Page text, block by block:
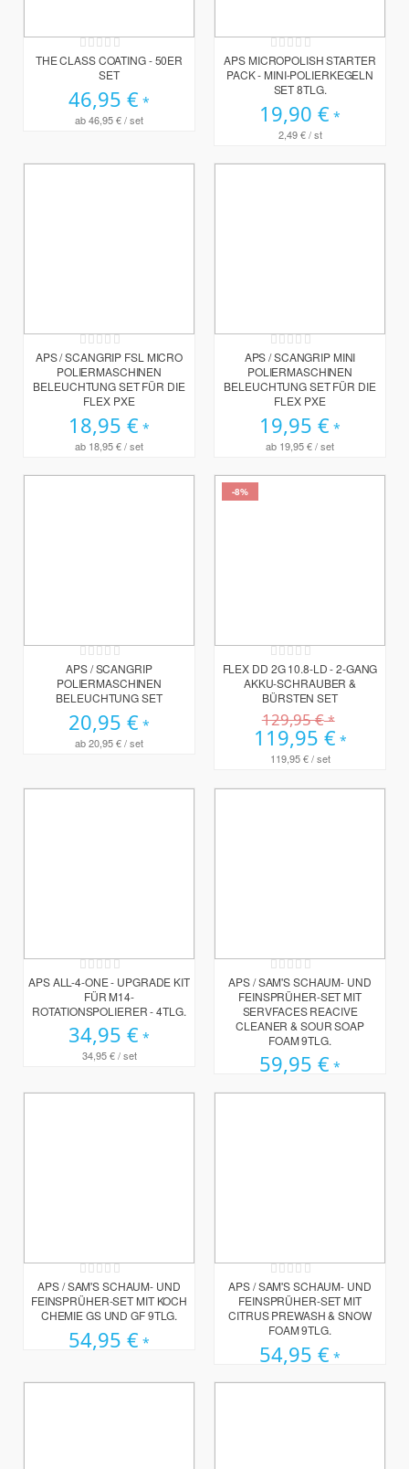
Rating:
0%
THE CLASS COATING - 50ER
SET
46,95 €
ab46,95 €/ set
Rating:
0%
APS MICROPOLISH STARTER
PACK - MINI-POLIERKEGELN
SET 8TLG.
19,90 €
2,49 €/ st
Rating:
0%
APS / SCANGRIP FSL MICRO
POLIERMASCHINEN
BELEUCHTUNG SET FÜR DIE
FLEX PXE
18,95 €
ab 18,95 €/ set
Rating:
0%
APS / SCANGRIP MINI
POLIERMASCHINEN
BELEUCHTUNG SET FÜR DIE
FLEX PXE
19,95 €
ab 19,95 €/ set
Rating:
0%
APS / SCANGRIP
POLIERMASCHINEN
BELEUCHTUNG SET
20,95 €
ab20,95 €/ set
-8%
Rating:
0%
FLEX DD 2G 10.8-LD - 2-GANG
AKKU-SCHRAUBER &
BÜRSTEN SET
129,95 €
Sonderpreis
119,95 €
119,95 €/ set
Rating:
0%
APS ALL-4-ONE - UPGRADE KIT
FÜR M14-
ROTATIONSPOLIERER - 4TLG.
34,95 €
34,95 €/ set
Rating:
0%
APS / SAM'S SCHAUM- UND
FEINSPRÜHER-SET MIT
SERVFACES REACIVE
CLEANER & SOUR SOAP
FOAM 9TLG.
59,95 €
Rating:
0%
APS / SAM'S SCHAUM- UND
FEINSPRÜHER-SET MIT KOCH
CHEMIE GS UND GF 9TLG.
54,95 €
Rating:
0%
APS / SAM'S SCHAUM- UND
FEINSPRÜHER-SET MIT
CITRUS PREWASH & SNOW
FOAM 9TLG.
54,95 €